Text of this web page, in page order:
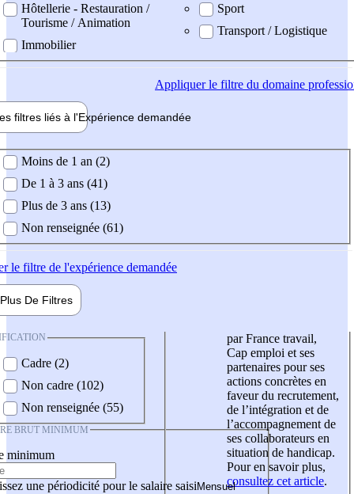
Hôtellerie - Restauration /
Tourisme / Animation
Immobilier
Sport
Transport / Logistique
Appliquerle filtre du domaine
filtres liés à l'Expérience demandée
demandée
Moins de 1 an (2)
De 1 à 3 ans (41)
Plus de 3 ans (13)
Non renseignée (61)
le filtre de l'expérience demandée
Plus De Filtres
Cadre (2)
Non cadre (102)
Non renseignée (55)
BRUT MINIMUM
minimum
une périodicité pour le salaire saisi
par France travail,
Cap emploi et ses
partenaires pour ses
actions concrètes en
faveur du recrutement,
de l’intégration et de
l’accompagnement de
ses collaborateurs en
situation de handicap.
Pour en savoir plus,
consultez cet article.